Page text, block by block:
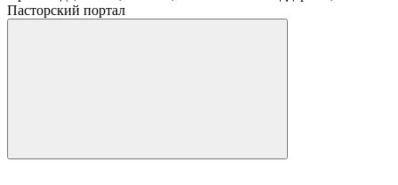
Пасторский портал